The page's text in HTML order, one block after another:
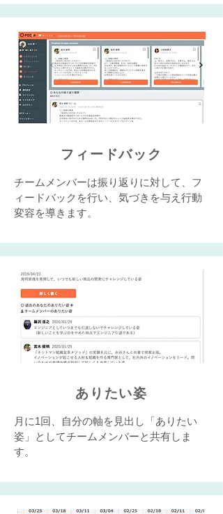
フィードバック
チームメンバーは振り返りに対して、フ
ィードバックを行い、気づきを与え行動
変容を導きます。
ありたい姿
月に1回、自分の軸を見出し「ありたい
姿」としてチームメンバーと共有しま
す。